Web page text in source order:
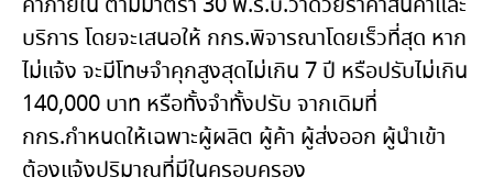
บริการ โดยจะเสนอให้ กกร.พิจารณาโดยเร็วที่สุด หาก
ไม่แจ้ง จะมีโทษจำคุกสูงสุดไม่เกิน 7 ปี หรือปรับไม่เกิน
140,000 บาท หรือทั้งจำทั้งปรับ จากเดิมที่
กกร.กำหนดให้เฉพาะผู้ผลิต ผู้ค้า ผู้ส่งออก ผู้นำเข้า
ต้องแจ้งปริมาณที่มีในครอบครอง